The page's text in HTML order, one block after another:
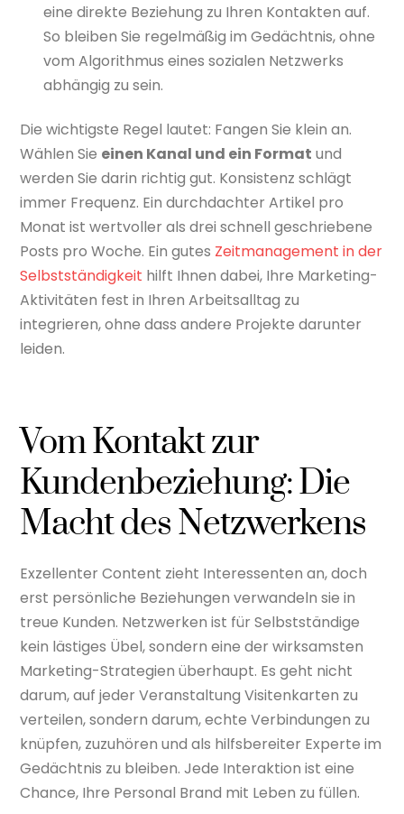
eine direkte Beziehung zu Ihren Kontakten auf.
So bleiben Sie regelmäßig im Gedächtnis, ohne
vom Algorithmus eines sozialen Netzwerks
abhängig zu sein.
Die wichtigste Regel lautet: Fangen Sie klein an.
Wählen Sie einen Kanal und ein Format und
werden Sie darin richtig gut. Konsistenz schlägt
immer Frequenz. Ein durchdachter Artikel pro
Monat ist wertvoller als drei schnell geschriebene
Posts pro Woche. Ein gutes Zeitmanagement in der
Selbstständigkeit hilft Ihnen dabei, Ihre Marketing-
Aktivitäten fest in Ihren Arbeitsalltag zu
integrieren, ohne dass andere Projekte darunter
leiden.
Vom Kontakt zur
Kundenbeziehung: Die
Macht des Netzwerkens
Exzellenter Content zieht Interessenten an, doch
erst persönliche Beziehungen verwandeln sie in
treue Kunden. Netzwerken ist für Selbstständige
kein lästiges Übel, sondern eine der wirksamsten
Marketing-Strategien überhaupt. Es geht nicht
darum, auf jeder Veranstaltung Visitenkarten zu
verteilen, sondern darum, echte Verbindungen zu
knüpfen, zuzuhören und als hilfsbereiter Experte im
Gedächtnis zu bleiben. Jede Interaktion ist eine
Chance, Ihre Personal Brand mit Leben zu füllen.